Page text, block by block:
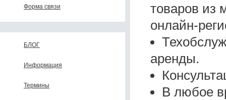
Форма связи
БЛОГ
Информация
Термины
товаров из
онлайн-
аренды.
В любое